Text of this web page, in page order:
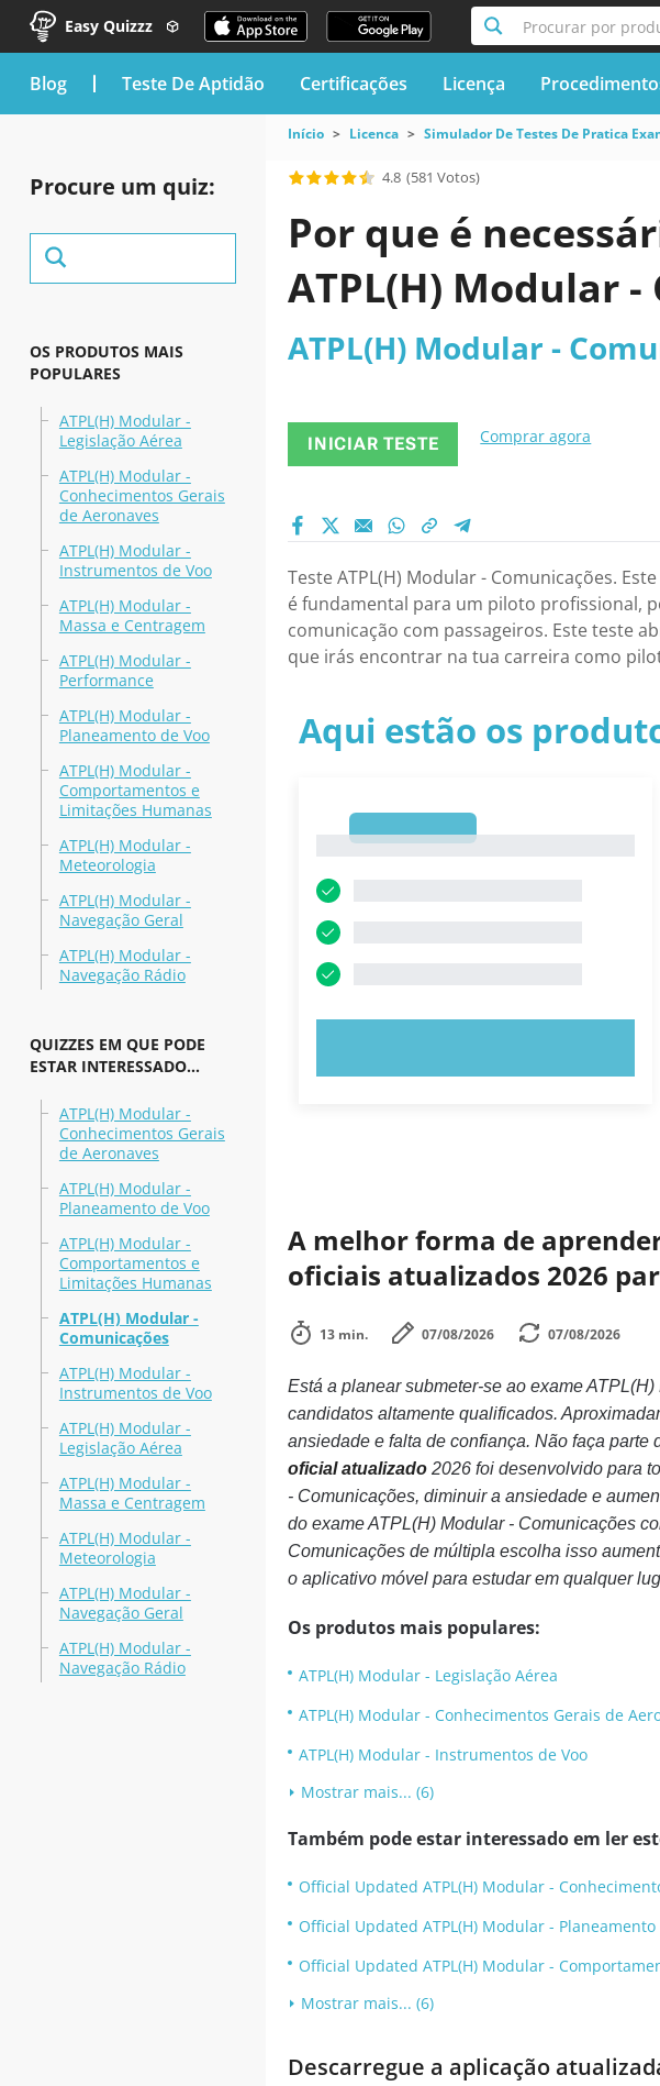
Easy Quizzz Procurar por
blog Teste De Aptidão Certificações Licença
Procure um quiz:
OS PRODUTOS MAIS
POPULARES
ATPL(H) Modular -
Legislação Aérea
ATPL(H) Modular -
Conhecimentos Gerais
de Aeronaves
ATPL(H) Modular -
Instrumentos de Voo
ATPL(H) Modular -
Massa e Centragem
ATPL(H) Modular -
Performance
ATPL(H) Modular -
Planeamento de Voo
ATPL(H) Modular -
Comportamentos e
Limitações Humanas
ATPL(H) Modular -
Meteorologia
ATPL(H) Modular -
Navegação Geral
ATPL(H) Modular -
Navegação Rádio
QUIZZES EM QUE PODE
ESTAR INTERESSADO...
ATPL(H) Modular -
Conhecimentos Gerais
de Aeronaves
ATPL(H) Modular -
Planeamento de Voo
ATPL(H) Modular -
Comportamentos e
Limitações Humanas
ATPL(H) Modular -
Comunicações
ATPL(H) Modular -
Instrumentos de Voo
ATPL(H) Modular -
Legislação Aérea
ATPL(H) Modular -
Massa e Centragem
ATPL(H) Modular -
Meteorologia
ATPL(H) Modular -
Navegação Geral
ATPL(H) Modular -
Navegação Rádio
Início Licenca Simulador De Testes De Pratica
4.8 (581 Votos)
Por que é
ATPL(H) Modular -
ATPL(H) Modular -
INICIAR TESTE Comprar agora
Teste ATPL(H) Modular - Comunicações.
é fundamental para um piloto profissional,
comunicação com passageiros. Este teste
que irás encontrar na tua carreira como
Aqui estão os
A melhor forma de
oficiais atualizados 2026
13 min. 07/08/2026 07/08/2026
Está a planear submeter-se ao exame
candidatos altamente qualificados.
ansiedade e falta de confiança. Não faça parte
oficial atualizado2026 foi desenvolvido para
- Comunicações, diminuir a ansiedade e
do exame ATPL(H) Modular - Comunicações
Comunicações de múltipla escolha isso
o aplicativo móvel para estudar em qualquer
Os produtos mais populares:
ATPL(H) Modular - Legislação Aérea
ATPL(H) Modular - Conhecimentos Gerais de
ATPL(H) Modular - Instrumentos de Voo
Mostrar mais... (6)
Também pode estar interessado em ler
Official Updated ATPL(H) Modular -
Official Updated ATPL(H) Modular -
Official Updated ATPL(H) Modular -
Mostrar mais... (6)
Descarregue a aplicação